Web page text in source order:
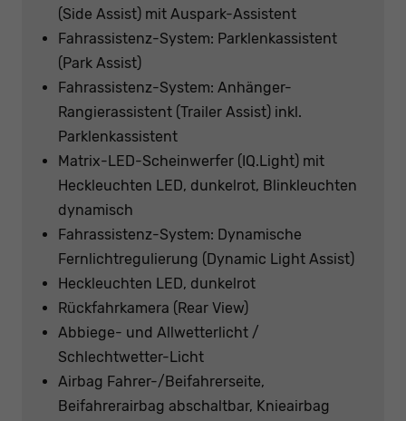
(Side Assist) mit Auspark-Assistent
Fahrassistenz-System: Parklenkassistent
(Park Assist)
Fahrassistenz-System: Anhänger-
Rangierassistent (Trailer Assist) inkl.
Parklenkassistent
Matrix-LED-Scheinwerfer (IQ.Light) mit
Heckleuchten LED, dunkelrot, Blinkleuchten
dynamisch
Fahrassistenz-System: Dynamische
Fernlichtregulierung (Dynamic Light Assist)
Heckleuchten LED, dunkelrot
Rückfahrkamera (Rear View)
Abbiege- und Allwetterlicht /
Schlechtwetter-Licht
Airbag Fahrer-/Beifahrerseite,
Beifahrerairbag abschaltbar, Knieairbag